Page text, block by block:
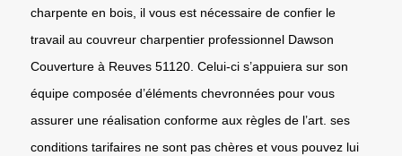
charpente en bois, il vous est nécessaire de confier le
travail au couvreur charpentier professionnel Dawson
Couverture à Reuves 51120. Celui-ci s’appuiera sur son
équipe composée d’éléments chevronnées pour vous
assurer une réalisation conforme aux règles de l’art. ses
conditions tarifaires ne sont pas chères et vous pouvez lui